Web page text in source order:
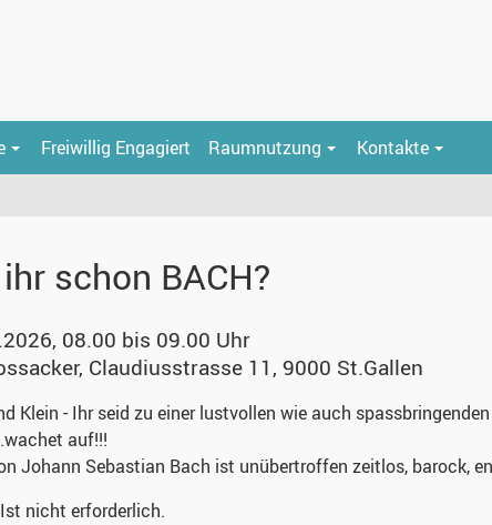
Freiwillig Engagiert Raumnutzung Kontakte
schon BACH?
08.00 bis 09.00 Uhr
, Claudiusstrasse 11, 9000 St.Gallen
Klein - Ihr seid zu einer lustvollen wie auch
auf!!!
Johann Sebastian Bach ist unübertroffen zeitlos, barock,
Ist nicht erforderlich.